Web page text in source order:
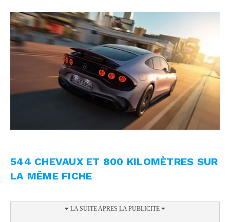
544 CHEVAUX ET 800 KILOMÈTRES SUR
LA MÊME FICHE